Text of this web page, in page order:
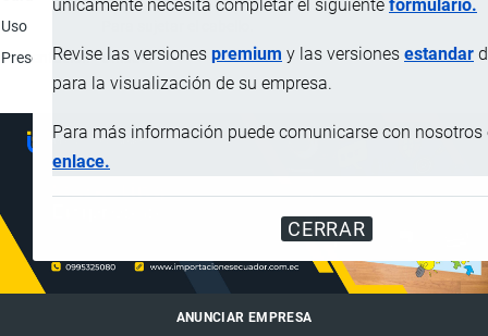
únicamente necesita completar el siguiente formulario.
Revise las versiones premium y las versiones estandar
para la visualización de su empresa.
Para más información puede comunicarse con nosotros
enlace.
CERRAR
Uso
Presentación
Unidad.
ANUNCIAR EMPRESA